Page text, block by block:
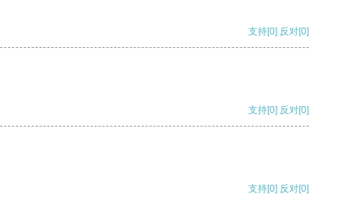
支持[0] 反对[0]
支持[0] 反对[0]
支持[0] 反对[0]